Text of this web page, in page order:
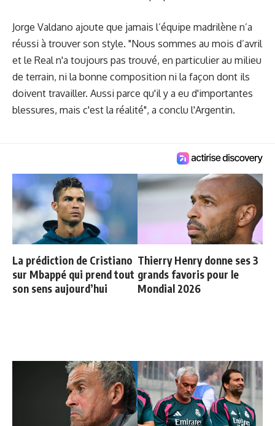
Jorge Valdano ajoute que jamais l’équipe madrilène n’a
réussi à trouver son style. "Nous sommes au mois d’avril
et le Real n'a toujours pas trouvé, en particulier au milieu
de terrain, ni la bonne composition ni la façon dont ils
doivent travailler. Aussi parce qu'il y a eu d'importantes
blessures, mais c'est la réalité", a conclu l'Argentin.
La prédiction de Cristiano
sur Mbappé qui prend tout
son sens aujourd’hui
Thierry Henry donne ses 3
grands favoris pour le
Mondial 2026